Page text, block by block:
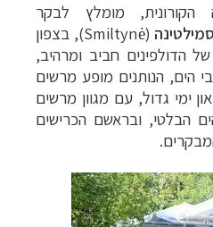
הקורונית, מומלץ לבקר
סמילטינה (
Smiltynė), בצפון
הדולפינים חביב ומרהיב,
הים, הנותנים מופע מרשים
ימי גדול, עם מגוון מרשים
הבלטי, ובראשם הכרישים